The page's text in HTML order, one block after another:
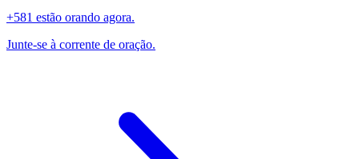
+581 estão orando agora.
Junte-se à corrente de oração.